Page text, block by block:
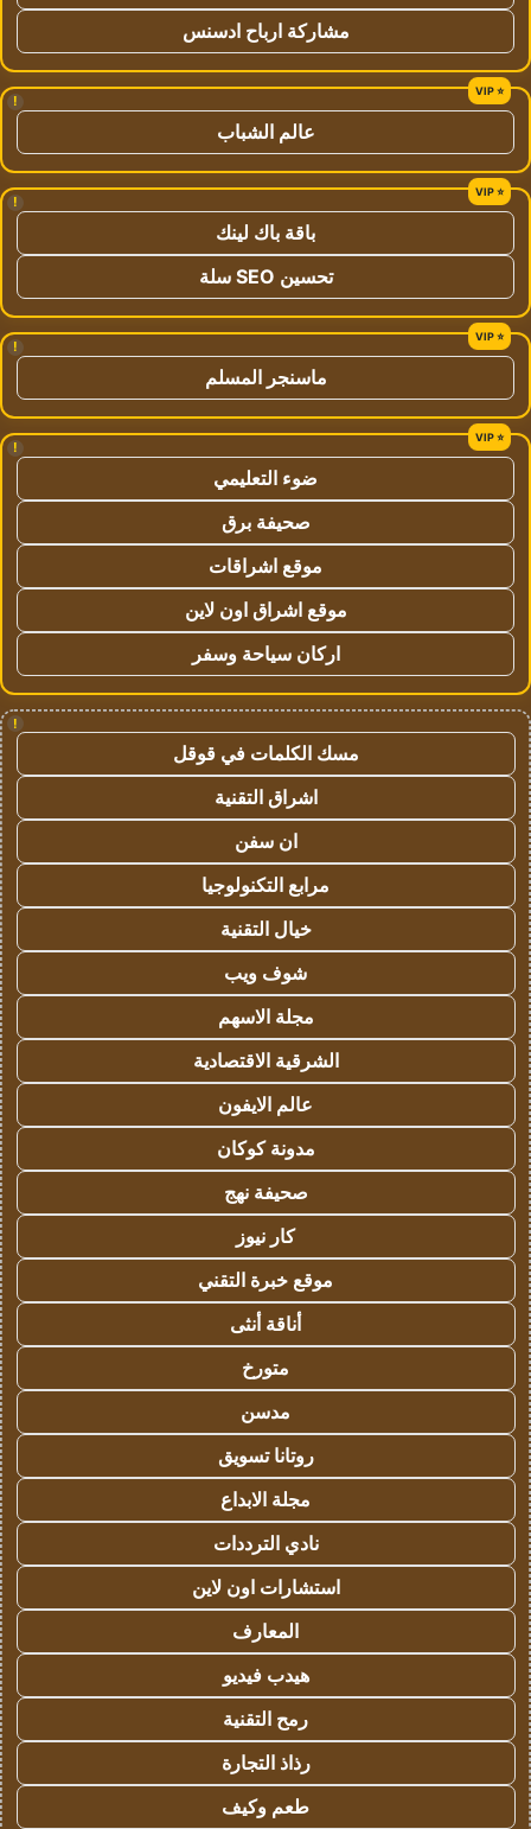
مشاركة ارباح ادسنس
!
عالم الشباب
!
باقة باك لينك
تحسين SEO سلة
!
ماسنجر المسلم
!
ضوء التعليمي
صحيفة برق
موقع اشراقات
موقع اشراق اون لاين
اركان سياحة وسفر
!
مسك الكلمات في قوقل
اشراق التقنية
ان سفن
مرابع التكنولوجيا
خيال التقنية
شوف ويب
مجلة الاسهم
الشرقية الاقتصادية
عالم الايفون
مدونة كوكان
صحيفة نهج
كار نيوز
موقع خبرة التقني
أناقة أنثى
متورخ
مدسن
روتانا تسويق
مجلة الابداع
نادي الترددات
استشارات اون لاين
المعارف
هيدب فيديو
رمح التقنية
رذاذ التجارة
طعم وكيف